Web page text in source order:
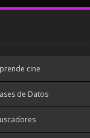
cine
de Datos